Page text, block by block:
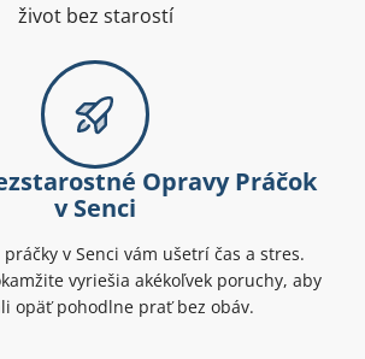
život bez starostí
Opravy Práčok
v Senci
v Senci vám ušetrí čas a stres.
vyriešia akékoľvek poruchy, aby
opäť pohodlne prať bez obáv.